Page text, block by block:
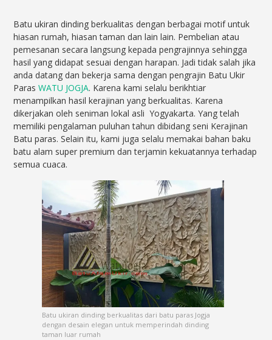
Batu ukiran dinding berkualitas dengan berbagai motif untuk
hiasan rumah, hiasan taman dan lain lain. Pembelian atau
pemesanan secara langsung kepada pengrajinnya sehingga
hasil yang didapat sesuai dengan harapan. Jadi tidak salah jika
anda datang dan bekerja sama dengan pengrajin Batu Ukir
ParasWATU JOGJA. Karena kami selalu berikhtiar
menampilkan hasil kerajinan yang berkualitas. Karena
dikerjakan oleh seniman lokal asli Yogyakarta. Yang telah
memiliki pengalaman puluhan tahun dibidang seni Kerajinan
Batu paras. Selain itu, kami juga selalu memakai bahan baku
batu alam super premium dan terjamin kekuatannya terhadap
semua cuaca.
Batu ukiran dinding berkualitas dari batu paras Jogja
dengan desain elegan untuk memperindah dinding
taman luar rumah